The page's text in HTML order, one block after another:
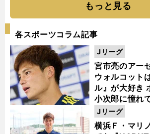
もっと見る
各スポーツコラム記事
宮市亮のアー
ウォルコット
ル』が大好き
小次郎に憧れ
Jリーグ
横浜Ｆ・マリ
Jリーグ